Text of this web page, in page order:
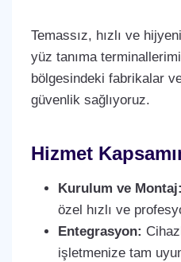
Temassız, hızlı ve
yüz tanıma
bölgesindeki fabrikalar
güvenlik sağlıyoruz.
Hizmet
Kurulum ve Montaj:
özel hızlı ve
Entegrasyon:
işletmenize tam